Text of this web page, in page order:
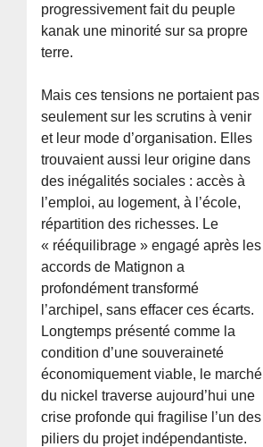
progressivement fait du peuple
kanak une minorité sur sa propre
terre.
Mais ces tensions ne portaient pas
seulement sur les scrutins à venir
et leur mode d’organisation. Elles
trouvaient aussi leur origine dans
des inégalités sociales : accès à
l’emploi, au logement, à l’école,
répartition des richesses. Le
« rééquilibrage » engagé après les
accords de Matignon a
profondément transformé
l’archipel, sans effacer ces écarts.
Longtemps présenté comme la
condition d’une souveraineté
économiquement viable, le marché
du nickel traverse aujourd’hui une
crise profonde qui fragilise l’un des
piliers du projet indépendantiste.